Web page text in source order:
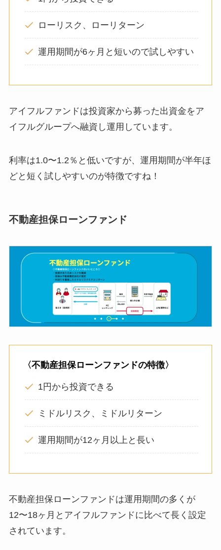
ローリスク、ローリターン
運用期間が6ヶ月と短いので試しやすい
アイフルファンドは投資家から募った出資金をア
イフルグループへ融資し運用しています。
利率は1.0〜1.2％と低いですが、運用期間が半年ほ
どと短く試しやすいのが特徴ですね！
不動産担保ローンファンド
〈不動産担保ローンファンドの特徴〉
1円から投資できる
ミドルリスク、ミドルリターン
運用期間が12ヶ月以上と長い
不動産担保ローンファンドは運用期間の多くが
12〜18ヶ月とアイフルファンドに比べて長く設定
されています。